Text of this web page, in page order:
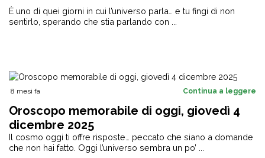
È uno di quei giorni in cui l’universo parla… e tu fingi di non
sentirlo, sperando che stia parlando con ...
8 mesi fa Continua a leggere
Oroscopo memorabile di oggi, giovedì 4
dicembre 2025
Il cosmo oggi ti offre risposte… peccato che siano a domande
che non hai fatto. Oggi l’universo sembra un po’ ...